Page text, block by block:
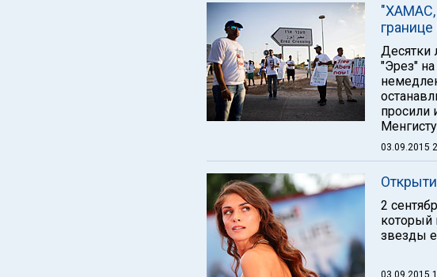
"ХАМАС,
границе
Десятки
"Эрез"
просили
03.09.2015
2
который
звезды
03.09.2015